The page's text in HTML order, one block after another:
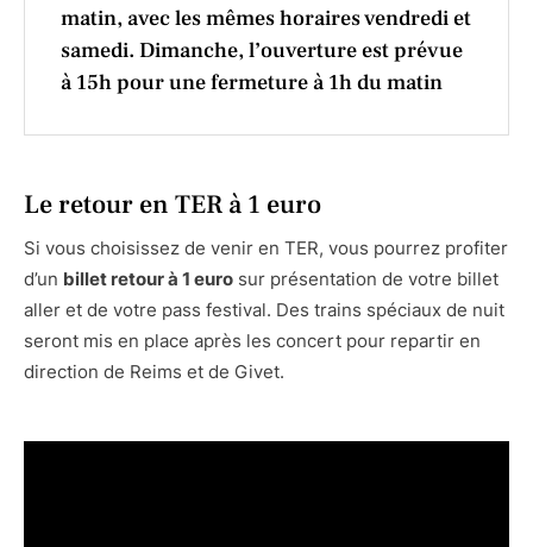
matin, avec les mêmes horaires vendredi et
samedi. Dimanche, l’ouverture est prévue
à 15h pour une fermeture à 1h du matin
Le retour en TER à 1 euro
Si vous choisissez de venir en TER, vous pourrez profiter
d’un billet retour à 1 euro sur présentation de votre billet
aller et de votre pass festival. Des trains spéciaux de nuit
seront mis en place après les concert pour repartir en
direction de Reims et de Givet.